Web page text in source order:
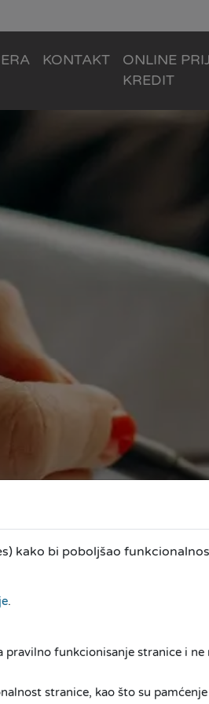
KONTAKT
ONLINE
KREDIT
kako bi poboljšao
.
pravilno funkcionisanje stranice i
stranice, kao što su